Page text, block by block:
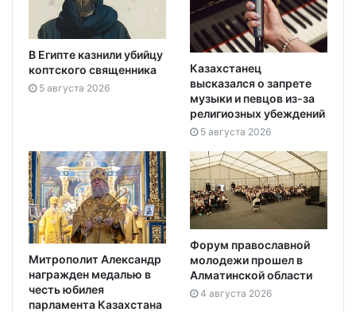
В Египте казнили убийцу
коптского священника
5 августа 2026
Казахстанец
высказался о запрете
музыки и певцов из-за
религиозных убеждений
5 августа 2026
Митрополит Александр
награжден медалью в
честь юбилея
парламента Казахстана
Форум православной
молодежи прошел в
Алматинской области
4 августа 2026